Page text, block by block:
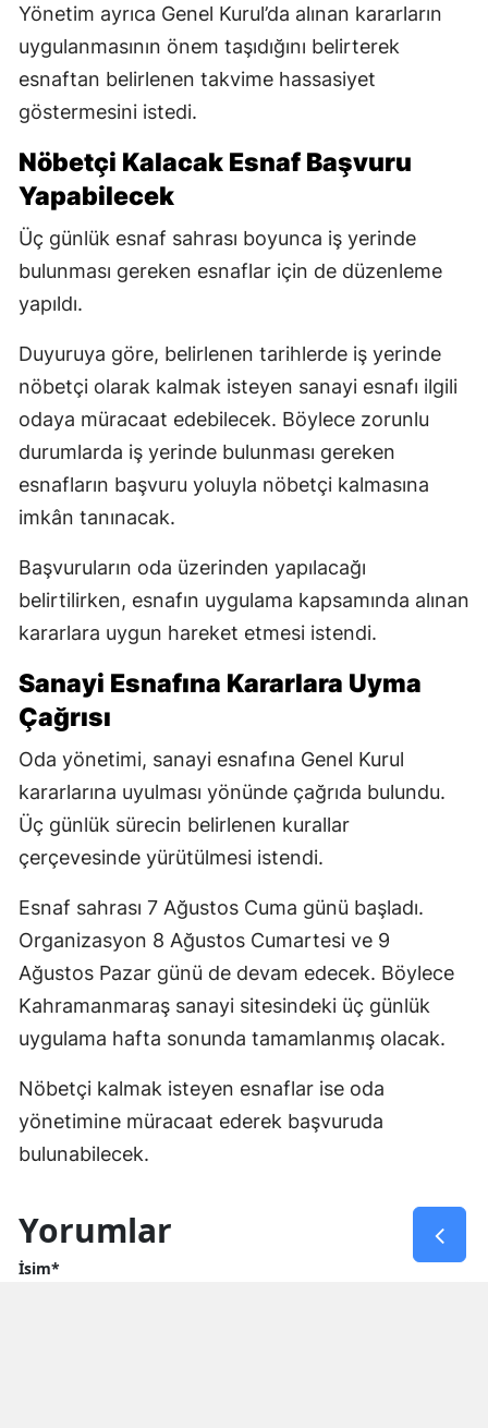
Yönetim ayrıca Genel Kurul’da alınan kararların
uygulanmasının önem taşıdığını belirterek
esnaftan belirlenen takvime hassasiyet
göstermesini istedi.
Nöbetçi Kalacak Esnaf Başvuru
Yapabilecek
Üç günlük esnaf sahrası boyunca iş yerinde
bulunması gereken esnaflar için de düzenleme
yapıldı.
Duyuruya göre, belirlenen tarihlerde iş yerinde
nöbetçi olarak kalmak isteyen sanayi esnafı ilgili
odaya müracaat edebilecek. Böylece zorunlu
durumlarda iş yerinde bulunması gereken
esnafların başvuru yoluyla nöbetçi kalmasına
imkân tanınacak.
Başvuruların oda üzerinden yapılacağı
belirtilirken, esnafın uygulama kapsamında alınan
kararlara uygun hareket etmesi istendi.
Sanayi Esnafına Kararlara Uyma
Çağrısı
Oda yönetimi, sanayi esnafına Genel Kurul
kararlarına uyulması yönünde çağrıda bulundu.
Üç günlük sürecin belirlenen kurallar
çerçevesinde yürütülmesi istendi.
Esnaf sahrası 7 Ağustos Cuma günü başladı.
Organizasyon 8 Ağustos Cumartesi ve 9
Ağustos Pazar günü de devam edecek. Böylece
Kahramanmaraş sanayi sitesindeki üç günlük
uygulama hafta sonunda tamamlanmış olacak.
Nöbetçi kalmak isteyen esnaflar ise oda
yönetimine müracaat ederek başvuruda
bulunabilecek.
Yorumlar
İsim*